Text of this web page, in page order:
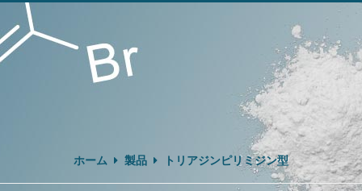
ホーム 製品 トリアジンピリミジン型